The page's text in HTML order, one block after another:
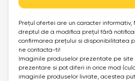
Prețul ofertei are un caracter informativ,
dreptul de a modifica prețul fără
confirmarea prețului si disponibilitatea
ne contacta-ti!
Imaginile produselor prezentate pe site
prezentare si pot diferi in orice mod
imaginile produselor livrate, acestea